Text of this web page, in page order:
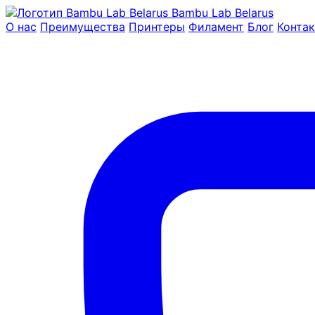
Bambu Lab Belarus
О нас Преимущества Принтеры Филамент Блог